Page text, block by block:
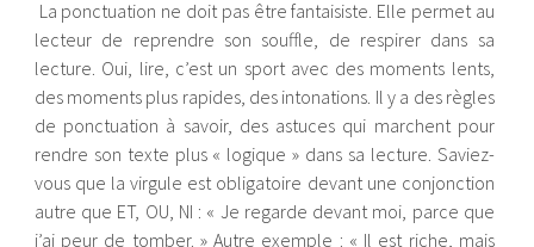
La ponctuation ne doit pas être fantaisiste. Elle permet au
lecteur de reprendre son souffle, de respirer dans sa
lecture. Oui, lire, c’est un sport avec des moments lents,
des moments plus rapides, des intonations. Il y a des règles
de ponctuation à savoir, des astuces qui marchent pour
rendre son texte plus « logique » dans sa lecture. Saviez-
vous que la virgule est obligatoire devant une conjonction
autre que ET, OU, NI : « Je regarde devant moi, parce que
j’ai peur de tomber. » Autre exemple : « Il est riche, mais